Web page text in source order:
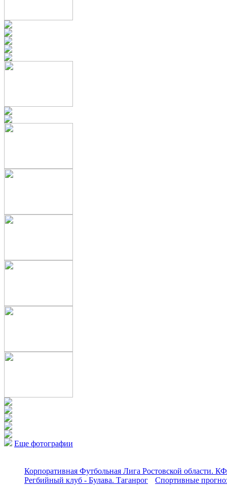
Еще фотографии
Корпоративная Футбольная Лига Ростовской области.
Регбийный клуб - Булава. Таганрог
Спортивные